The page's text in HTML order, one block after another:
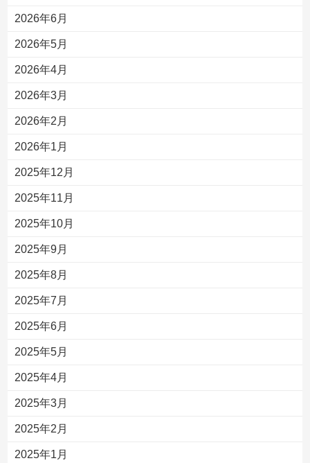
2026年6月
2026年5月
2026年4月
2026年3月
2026年2月
2026年1月
2025年12月
2025年11月
2025年10月
2025年9月
2025年8月
2025年7月
2025年6月
2025年5月
2025年4月
2025年3月
2025年2月
2025年1月